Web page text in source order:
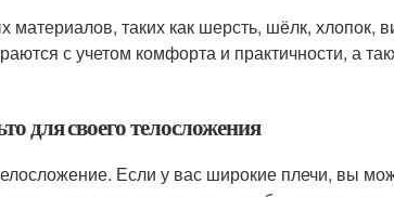
таких как шерсть, шёлк, хлопок,
с учетом комфорта и практичности, а
для своего телосложения
Если у вас широкие плечи, вы